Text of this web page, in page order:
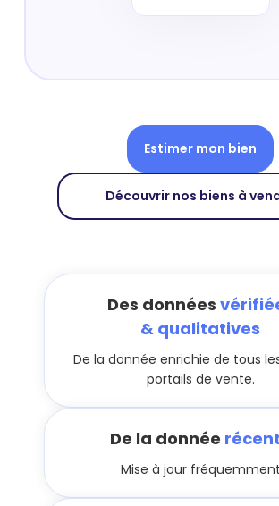
Estimer mon bien
Découvrir nos biens à
Des données
& qualitatives
De la donnée enrichie de tous
portails de vente.
De la donnée
Mise à jour fréquemment